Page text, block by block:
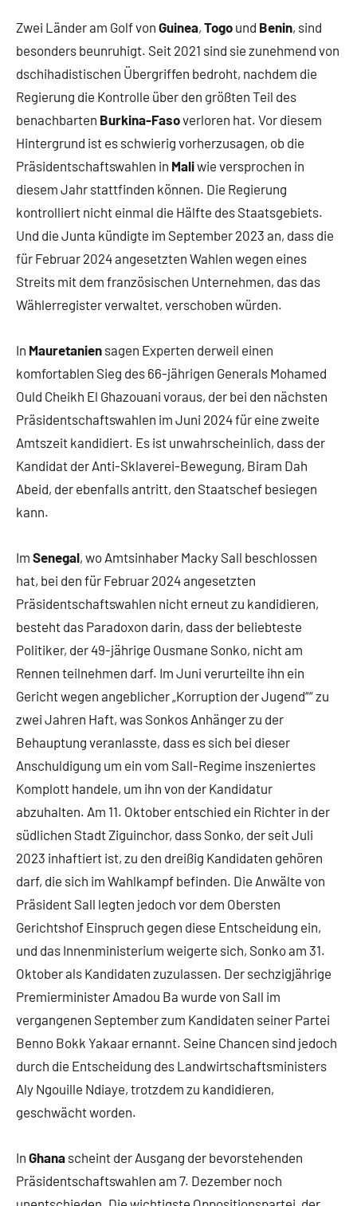
Zwei Länder am Golf von Guinea, Togo und Benin, sind
besonders beunruhigt. Seit 2021 sind sie zunehmend von
dschihadistischen Übergriffen bedroht, nachdem die
Regierung die Kontrolle über den größten Teil des
benachbarten Burkina-Fasoverloren hat. Vor diesem
Hintergrund ist es schwierig vorherzusagen, ob die
Präsidentschaftswahlen in Maliwie versprochen in
diesem Jahr stattfinden können. Die Regierung
kontrolliert nicht einmal die Hälfte des Staatsgebiets.
Und die Junta kündigte im September 2023 an, dass die
für Februar 2024 angesetzten Wahlen wegen eines
Streits mit dem französischen Unternehmen, das das
Wählerregister verwaltet, verschoben würden.
In Mauretanien sagen Experten derweil einen
komfortablen Sieg des 66-jährigen Generals Mohamed
Ould Cheikh El Ghazouani voraus, der bei den nächsten
Präsidentschaftswahlen im Juni 2024 für eine zweite
Amtszeit kandidiert. Es ist unwahrscheinlich, dass der
Kandidat der Anti-Sklaverei-Bewegung, Biram Dah
Abeid, der ebenfalls antritt, den Staatschef besiegen
kann.
Im Senegal, wo Amtsinhaber Macky Sall beschlossen
hat, bei den für Februar 2024 angesetzten
Präsidentschaftswahlen nicht erneut zu kandidieren,
besteht das Paradoxon darin, dass der beliebteste
Politiker, der 49-jährige Ousmane Sonko, nicht am
Rennen teilnehmen darf. Im Juni verurteilte ihn ein
Gericht wegen angeblicher „Korruption der Jugend““ zu
zwei Jahren Haft, was Sonkos Anhänger zu der
Behauptung veranlasste, dass es sich bei dieser
Anschuldigung um ein vom Sall-Regime inszeniertes
Komplott handele, um ihn von der Kandidatur
abzuhalten. Am 11. Oktober entschied ein Richter in der
südlichen Stadt Ziguinchor, dass Sonko, der seit Juli
2023 inhaftiert ist, zu den dreißig Kandidaten gehören
darf, die sich im Wahlkampf befinden. Die Anwälte von
Präsident Sall legten jedoch vor dem Obersten
Gerichtshof Einspruch gegen diese Entscheidung ein,
und das Innenministerium weigerte sich, Sonko am 31.
Oktober als Kandidaten zuzulassen. Der sechzigjährige
Premierminister Amadou Ba wurde von Sall im
vergangenen September zum Kandidaten seiner Partei
Benno Bokk Yakaar ernannt. Seine Chancen sind jedoch
durch die Entscheidung des Landwirtschaftsministers
Aly Ngouille Ndiaye, trotzdem zu kandidieren,
geschwächt worden.
In Ghana scheint der Ausgang der bevorstehenden
Präsidentschaftswahlen am 7. Dezember noch